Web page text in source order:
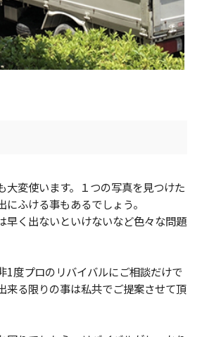
大変使います。１つの写真を見つけた
ふける事もあるでしょう。
早く出ないといけないなど色々な問題
1度プロのリバイバルにご相談だけで
来る限りの事は私共でご提案させて頂